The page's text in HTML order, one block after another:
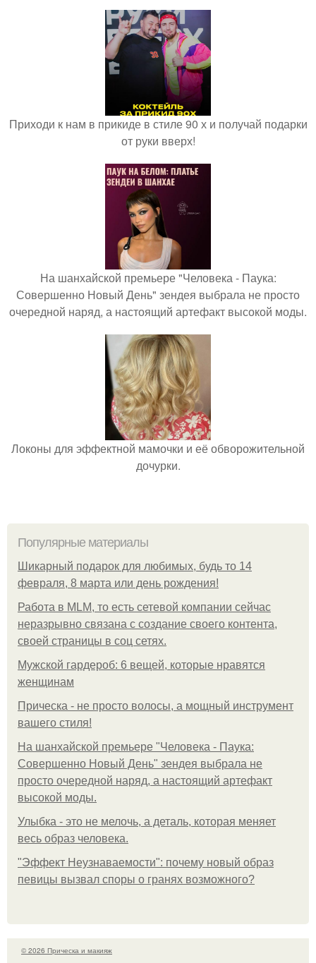
Приходи к нам в прикиде в стиле 90 х и получай подарки
от руки вверх!
На шанхайской премьере "Человека - Паука:
Совершенно Новый День" зендея выбрала не просто
очередной наряд, а настоящий артефакт высокой моды.
Локоны для эффектной мамочки и её обворожительной
дочурки.
Популярные материалы
Шикарный подарок для любимых, будь то 14
февраля, 8 марта или день рождения!
Работа в MLM, то есть сетевой компании сейчас
неразрывно связана с создание своего контента,
своей страницы в соц сетях.
Мужской гардероб: 6 вещей, которые нравятся
женщинам
Прическа - не просто волосы, а мощный инструмент
вашего стиля!
На шанхайской премьере "Человека - Паука:
Совершенно Новый День" зендея выбрала не
просто очередной наряд, а настоящий артефакт
высокой моды.
Улыбка - это не мелочь, а деталь, которая меняет
весь образ человека.
"Эффект Неузнаваемости": почему новый образ
певицы вызвал споры о гранях возможного?
© 2026 Прическа и макияж